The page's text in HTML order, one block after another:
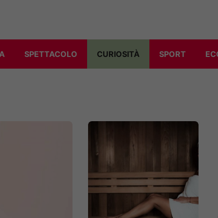
SPETTACOLO CURIOSITÀ SPORT